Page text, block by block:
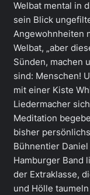
Welbat mental in
sein Blick
Angewohnheiten
Welbat, „aber
Sünden, machen
sind: Menschen!
mit einer Kiste
Liedermacher
Meditation
bisher
Bühnentier
Hamburger Band
der Extraklasse,
und Hölle